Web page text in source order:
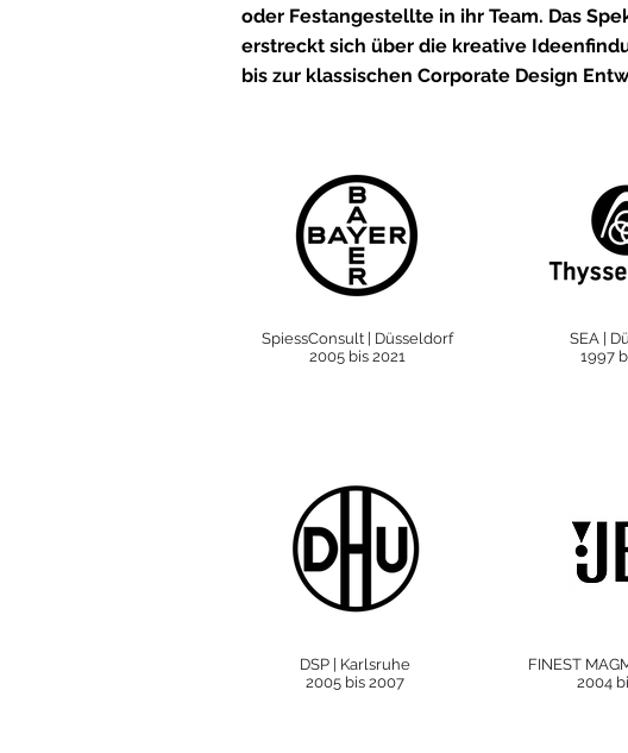
oder Festangestellte in ihr Team. Das
erstreckt sich über die kreative
bis zur klassischen Corporate Design
SpiessConsult | Düsseldorf
2005 bis 2021
SEA|
1997
DSP | Karlsruhe
2005 bis 2007
FINEST
2004